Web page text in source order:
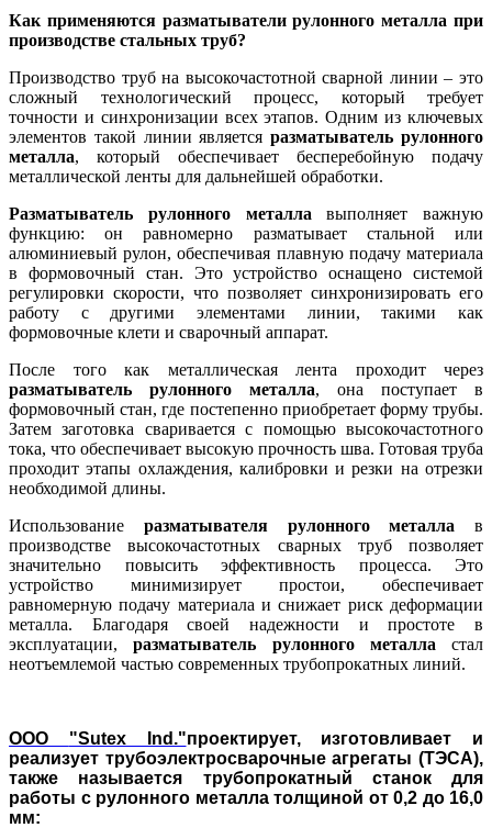
Как применяются разматывателирулонного металлапри
производстве стальных труб?
Производство труб на высокочастотной сварной линии – это
сложный технологический процесс, который требует
точности и синхронизации всех этапов. Одним из ключевых
элементов такой линии являетсяразматыватель рулонного
металла, который обеспечивает бесперебойную подачу
металлической ленты для дальнейшей обработки.
Разматыватель рулонного металлавыполняет важную
функцию: он равномерно разматывает стальной или
алюминиевый рулон, обеспечивая плавную подачу материала
в формовочный стан. Это устройство оснащено системой
регулировки скорости, что позволяет синхронизировать его
работу с другими элементами линии, такими как
формовочные клети и сварочный аппарат.
После того как металлическая лента проходит через
разматыватель рулонного металла, она поступает в
формовочный стан, где постепенно приобретает форму трубы.
Затем заготовка сваривается с помощью высокочастотного
тока, что обеспечивает высокую прочность шва. Готовая труба
проходит этапы охлаждения, калибровки и резки на отрезки
необходимой длины.
Использование разматывателя рулонного металла в
производстве высокочастотных сварных труб позволяет
значительно повысить эффективность процесса. Это
устройство минимизирует простои, обеспечивает
равномерную подачу материала и снижает риск деформации
металла. Благодаря своей надежности и простоте в
эксплуатации,разматыватель рулонного металластал
неотъемлемой частью современных трубопрокатных линий.
ООО "Sutex Ind."проектирует, изготовливает и
реализует трубоэлектросварочные агрегаты (ТЭСА),
также называется трубопрокатный станок для
работы с рулонного металла толщиной от 0,2 до 16,0
мм: